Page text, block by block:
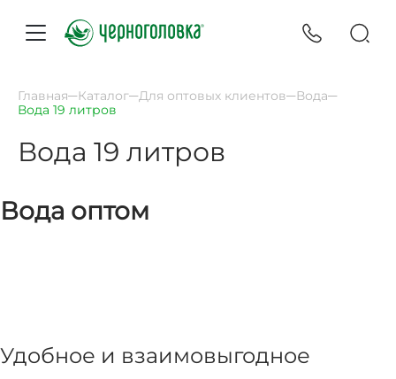
Главная Каталог Для оптовых клиентов
Вода
Вода 19 литров
Вода 19 литров
Вода оптом
Удобное и взаимовыгодное